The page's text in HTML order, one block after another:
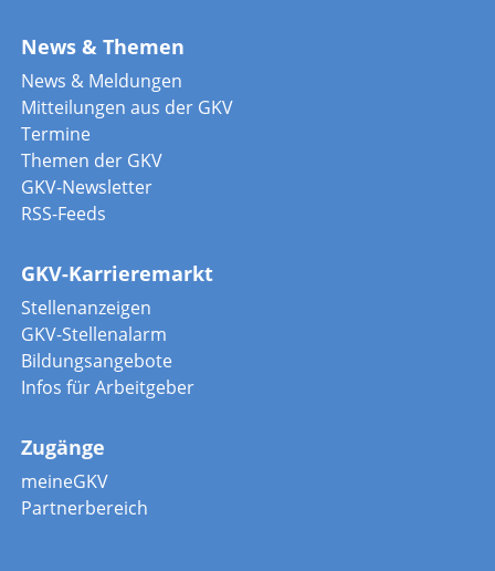
News & Themen
News & Meldungen
Mitteilungen aus der GKV
Termine
Themen der GKV
GKV-Newsletter
RSS-Feeds
GKV-Karrieremarkt
Stellenanzeigen
GKV-Stellenalarm
Bildungsangebote
Infos für Arbeitgeber
Zugänge
meineGKV
Partnerbereich